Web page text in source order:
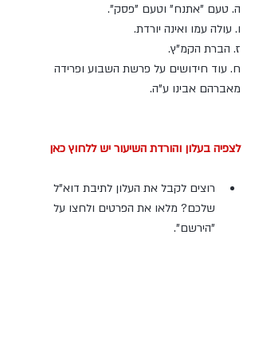
ה. טעם "אתנח" וטעם "פסק".
ו. עולה עמו ואינה יורדת.
ז. הברת הקמ"ץ.
ח. עוד חידושים על פרשת השבוע ופרידה
מאברהם אבינו ע"ה.
לצפיה בעלון והורדת השיעור יש ללחוץ כאן
רוצים לקבל את העלון לתיבת דוא"ל
שלכם? מלאו את הפרטים ולחצו על
"הירשם".